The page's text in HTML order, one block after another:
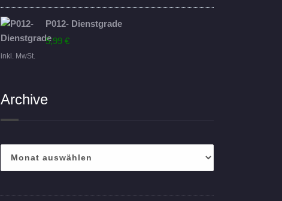
P012- Dienstgrade
5,99 €
inkl. MwSt.
Archive